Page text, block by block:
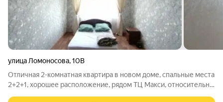
улица Ломоносова,10В
Отличная 2-комнатная квартира в новом доме, спальные места
2+2+1, хорошее расположение, рядом ТЦ Макси, относительно